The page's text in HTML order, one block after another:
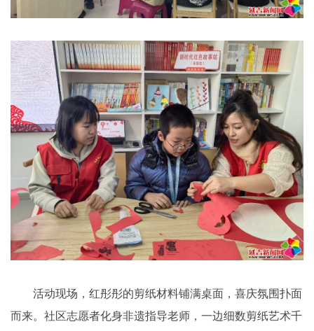
活动现场，红彤彤的剪纸材料铺满桌面，喜庆氛围扑面
而来。社区志愿者化身非遗指导老师，一边细数剪纸艺术千